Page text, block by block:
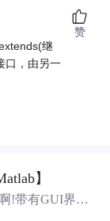
继
口，由另一
赞
】
!带有GUI界